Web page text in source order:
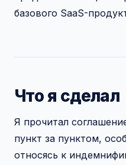
базового SaaS-
Что я сделал
Я прочитал
пункт за пунктом,
относясь к